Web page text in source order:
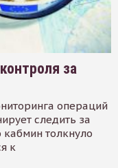
за
операций
следить за
кабмин толкнуло
к